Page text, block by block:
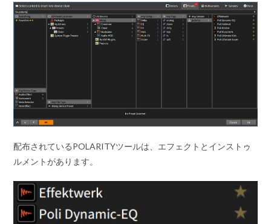
配布されているPOLARITYツールは、エフェクトとインストゥ
ルメントがあります。